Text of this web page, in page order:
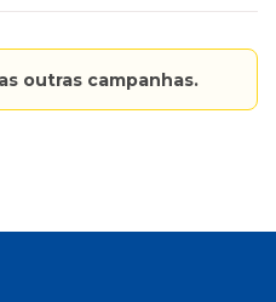
outras campanhas.